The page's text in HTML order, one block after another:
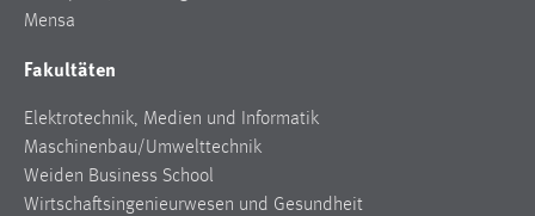
Mensa
Fakultäten
Elektrotechnik, Medien und Informatik
Maschinenbau/Umwelttechnik
Weiden Business School
Wirtschaftsingenieurwesen und Gesundheit
einloggen zu können.
Cookie Laufzeit:
24 Stunden